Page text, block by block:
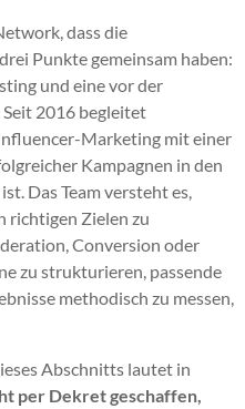
dass die
Punkte gemeinsam haben:
und eine vor der
2016 begleitet
Marketing mit einer
Kampagnen in den
Das Team versteht es,
richtigen Zielen zu
Conversion oder
zu strukturieren, passende
methodisch zu messen,
Abschnitts lautet in
per Dekret geschaffen,